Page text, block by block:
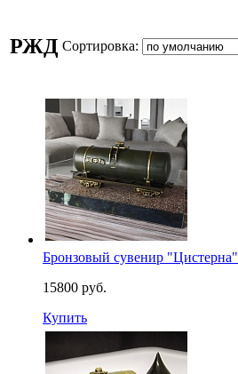
РЖД Сортировка:
Бронзовый сувенир "Цистерна"
15800 руб.
Купить